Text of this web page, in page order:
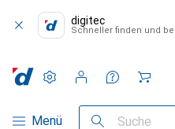
digitec
Schneller finden und
Navigation nach Kategorien
Menü Suche
Einstellungen
Kundenkonto
Vergleichslisten
Merklisten
Warenkorb